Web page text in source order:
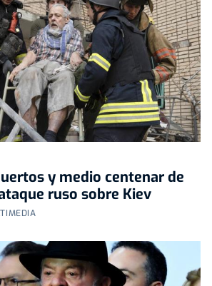
y medio centenar de
ruso sobre Kiev